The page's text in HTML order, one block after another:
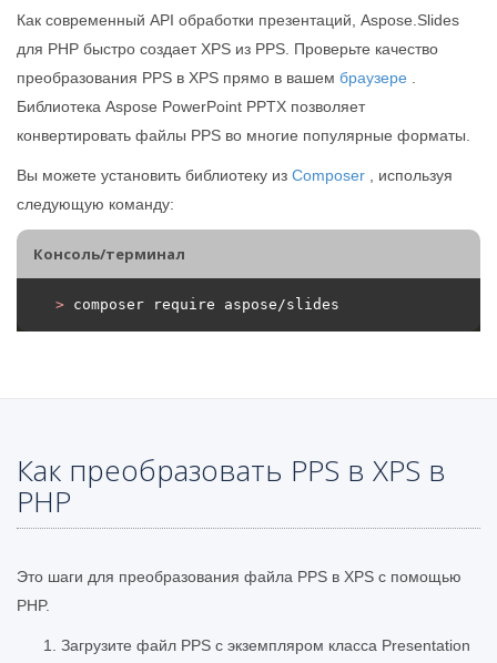
Как современный API обработки презентаций, Aspose.Slides
для PHP быстро создает XPS из PPS. Проверьте качество
преобразования PPS в XPS прямо в вашем браузере
Библиотека Aspose PowerPoint PPTX позволяет
конвертировать файлы PPS во многие популярные форматы.
Вы можете установить библиотеку из Composer , используя
следующую команду:
Консоль/терминал
> composer require aspose/slides
Как преобразовать PPS в XPS в
PHP
Это шаги для преобразования файла PPS в XPS с помощью
PHP.
Загрузите файл PPS с экземпляром класса Presentation